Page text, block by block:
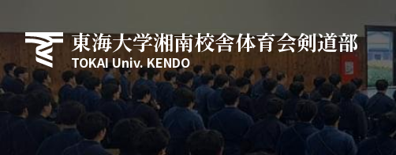
東海大学湘南校舎体育会剣道部
TOKAI Univ. KENDO